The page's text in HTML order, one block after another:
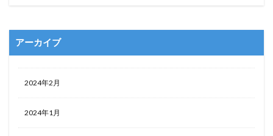
アーカイブ
2024年2月
2024年1月